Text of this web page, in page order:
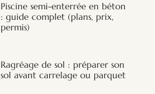
Piscine semi-enterrée en béton
: guide complet (plans, prix,
permis)
Ragréage de sol : préparer son
sol avant carrelage ou parquet